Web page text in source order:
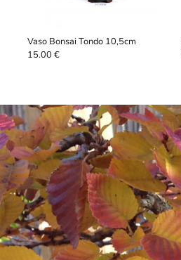
Vaso Bonsai Tondo 10,5cm
15.00 €